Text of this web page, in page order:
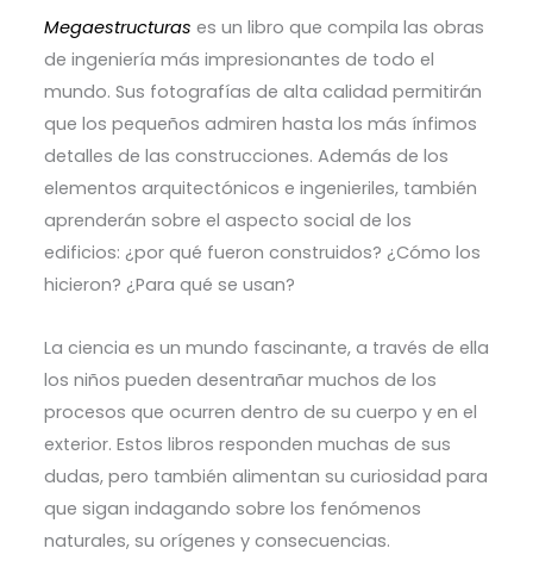
Megaestructuras es un libro que compila las obras
de ingeniería más impresionantes de todo el
mundo. Sus fotografías de alta calidad permitirán
que los pequeños admiren hasta los más ínfimos
detalles de las construcciones. Además de los
elementos arquitectónicos e ingenieriles, también
aprenderán sobre el aspecto social de los
edificios: ¿por qué fueron construidos? ¿Cómo los
hicieron? ¿Para qué se usan?
La ciencia es un mundo fascinante, a través de ella
los niños pueden desentrañar muchos de los
procesos que ocurren dentro de su cuerpo y en el
exterior. Estos libros responden muchas de sus
dudas, pero también alimentan su curiosidad para
que sigan indagando sobre los fenómenos
naturales, su orígenes y consecuencias.